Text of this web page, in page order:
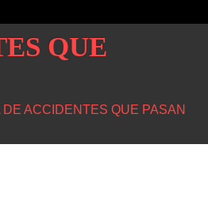
QUE
ACCIDENTES QUE PASAN